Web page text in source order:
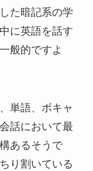
た暗記系の学
に英語を話す
般的ですよ
単語、ボキャ
話において最
あるそうで
り割いている